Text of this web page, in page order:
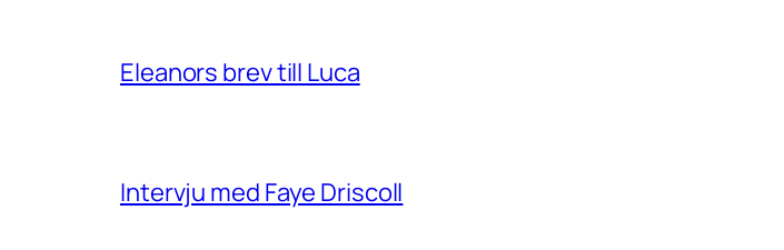
Eleanors brev till Luca
Intervju med Faye Driscoll